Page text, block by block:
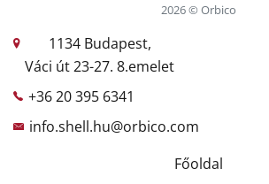
2026 © Orbico
1134 Budapest,
Váci út 23-27. 8.emelet
+36 20 395 6341
info.shell.hu@orbico.com
Főoldal